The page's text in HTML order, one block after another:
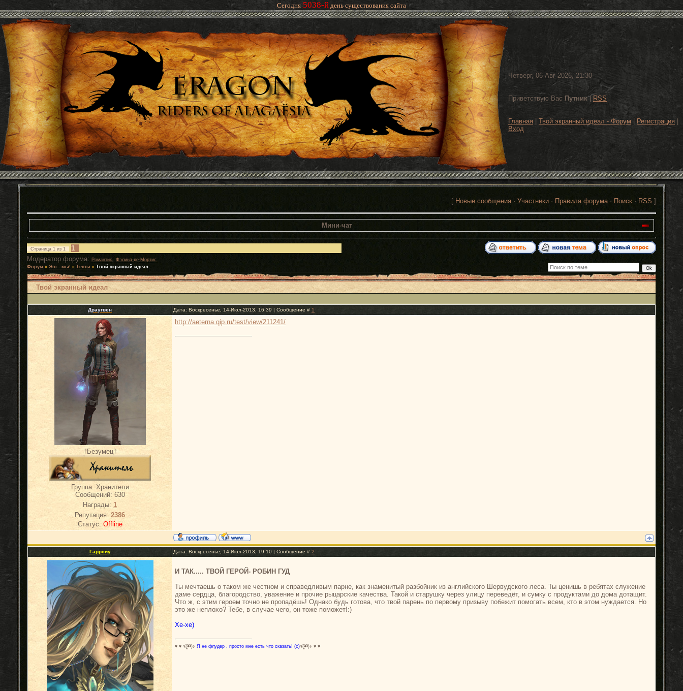
Сегодня 5038-й день существования сайта
Четверг, 06-Авг-2026, 21:30
Приветствую Вас Путник| RSS
Главная Твой экранный идеал - Форум Регистрация
Вход
[ Новые сообщения · Участники · Правила форума· Поиск · RSS ]
Мини-чат
Страница 1 из 1
1
Модератор форума: Романтик, Фэлина-де-Мортис
Форум » Это - мы! » Тесты » Твой экранный идеал
Твой экранный идеал
Драугвен Дата: Воскресенье, 14-Июл-2013, 16:39 | Сообщение # 1
†Безумец†
Группа: Хранители
Сообщений: 630
Награды: 1
Репутация: 2386
Статус: Offline
http://aeterna.qip.ru/test/view/211241/
Гаррсиу Дата: Воскресенье, 14-Июл-2013, 19:10 | Сообщение # 2
И ТАК..... ТВОЙ ГЕРОЙ- РОБИН ГУД
Ты мечтаешь о таком же честном и справедливым парне, как знаменитый разбойник из английского Шервудского леса. Ты ценишь в ребятах служение
даме сердца, благородство, уважение и прочие рыцарские качества. Такой и старушку через улицу переведёт, и сумку с продуктами до дома дотащит.
Что ж, с этим героем точно не пропадёшь! Однако будь готова, что твой парень по первому призыву побежит помогать всем, кто в этом нуждается. Но
это же неплохо? Тебе, в случае чего, он тоже поможет!:)
Хе-хе)
♥ ♥ ٩(̾●̮̮̃̾•̃̾)۶ Я не флудер , просто мне есть что сказать! (с) ٩(̾●̮̮̃̾•̃̾)۶ ♥ ♥